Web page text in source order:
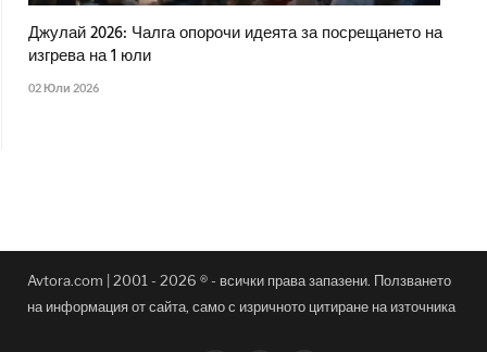
Джулай 2026: Чалга опорочи идеята за посрещането на
изгрева на 1 юли
02 Юли 2026
Avtora.com | 2001 - 2026 ® - всички права запазени. Ползването
на информация от сайта, само с изричното цитиране на източника